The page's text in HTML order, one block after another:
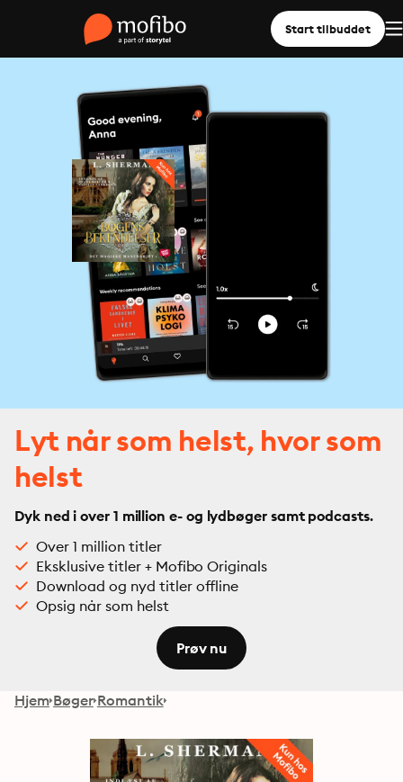
Start tilbuddet
Lyt når som helst, hvor som
helst
Dyk ned i over 1 million e- og lydbøger samt podcasts.
Over 1 million titler
Eksklusive titler + Mofibo Originals
Download og nyd titler offline
Opsig når som helst
Prøv nu
Hjem Bøger Romantik